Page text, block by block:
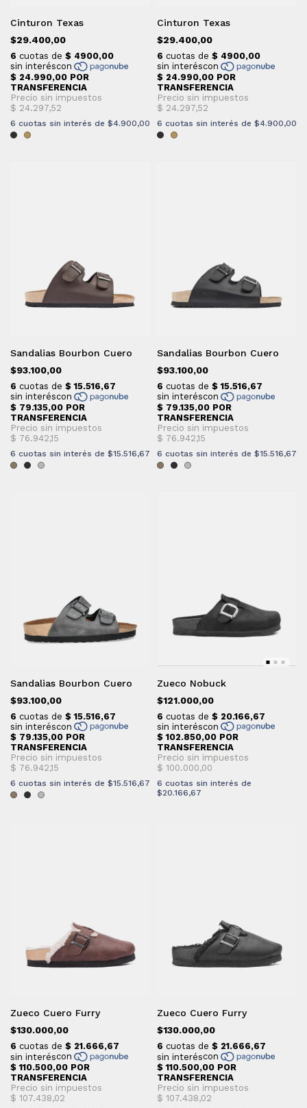
Cinturon Texas
$29.400,00
6 cuotas sin interés de $4.900,00
Cinturon Texas
$29.400,00
6 cuotas sin interés de $4.900,00
Sandalias Bourbon Cuero
$93.100,00
6 cuotas sin interés de $15.516,67
Sandalias Bourbon Cuero
$93.100,00
6 cuotas sin interés de $15.516,67
Sandalias Bourbon Cuero
$93.100,00
6 cuotas sin interés de $15.516,67
Zueco Nobuck
$121.000,00
6 cuotas sin interés de
$20.166,67
Zueco Cuero Furry
$130.000,00
Zueco Cuero Furry
$130.000,00